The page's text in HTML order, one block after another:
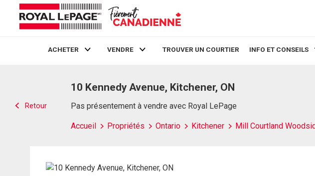
ACHETER VENDRE TROUVER UN COURTIER INFO ET CONSEILS
Retour
10 Kennedy Avenue, Kitchener, ON
Pas présentement à vendre avec Royal LePage
Accueil Propriétés Ontario Kitchener Mill Courtland